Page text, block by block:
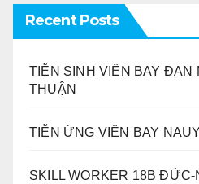
Recent Posts
TIỄN SINH VIÊN BAY ĐAN
THUẬN
TIỄN ỨNG VIÊN BAY
SKILL WORKER 18B